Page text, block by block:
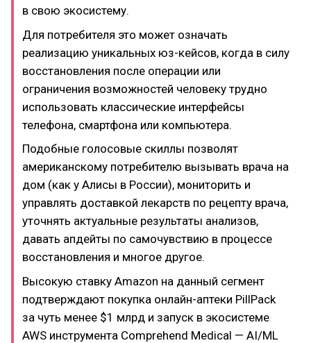
в свою экосистему.
Для потребителя это может означать
реализацию уникальных юз-кейсов, когда в силу
восстановления после операции или
ограничения возможностей человеку трудно
использовать классические интерфейсы
телефона, смартфона или компьютера.
Подобные голосовые скиллы позволят
американскому потребителю вызывать врача на
дом (как у Алисы в России), мониторить и
управлять доставкой лекарств по рецепту врача,
уточнять актуальные результаты анализов,
давать апдейты по самочувствию в процессе
восстановления и многое другое.
Высокую ставку Amazon на данный сегмент
подтверждают покупка онлайн-аптеки PillPack
за чуть менее $1 млрд и запуск в экосистеме
AWS инструмента Comprehend Medical — AI/ML